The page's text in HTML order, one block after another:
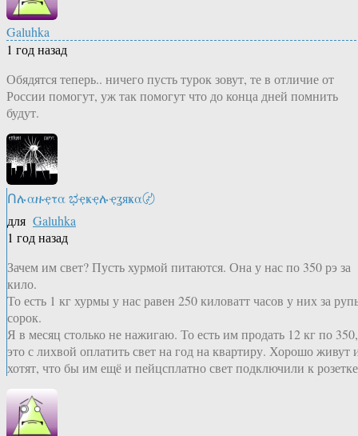
Galuhka
1 год назад
Обядятся теперь.. ничего пусть турок зовут, те в отличие от
России помогут, уж так помогут что до конца дней помнить
будут.
Ոሉαዙҿτα ಭҿҝҿሉҿʓяҝα〄
для Galuhka
1 год назад
Зачем им свет? Пусть хурмой питаются. Она у нас по 350 рэ за
кило.
То есть 1 кг хурмы у нас равен 250 киловатт часов у них за
сорок.
Я в месяц столько не нажигаю. То есть им продать 12 кг по 350,
это с лихвой оплатить свет на год на квартиру. Хорошо живут
хотят, что бы им ещё и пейцсплатно свет подключили к